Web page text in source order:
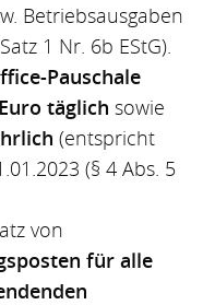
Betriebsausgaben
1 Nr. 6b EStG).
Pauschale
täglich sowie
(entspricht
(§ 4 Abs. 5
von
für alle